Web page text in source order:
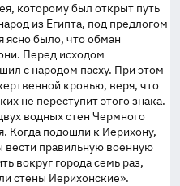
которому был открыт путь
из Египта, под предлогом
ясно было, что обман
Перед исходом
с народом пасху. При этом
кровью, веря, что
не переступит этого знака.
водных стен Чермного
Когда подошли к Иерихону,
вести правильную военную
вокруг города семь раз,
стены Иерихонские».